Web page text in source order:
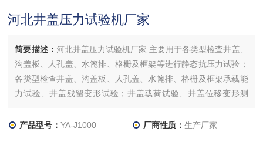
河北井盖压力试验机厂家
简要描述： 河北井盖压力试验机厂家 主要用于各类型检查井盖、
沟盖板、人孔盖、水篦排、格栅及框架等进行静态抗压力试验；
各类型检查井盖、沟盖板、人孔盖、水篦排、格栅及框架承载能
力试验、井盖残留变形试验；井盖载荷试验、井盖位移变形测
产品型号：YA-J1000 厂商性质： 生产厂家